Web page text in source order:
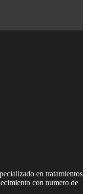
en tratamientos
con numero de